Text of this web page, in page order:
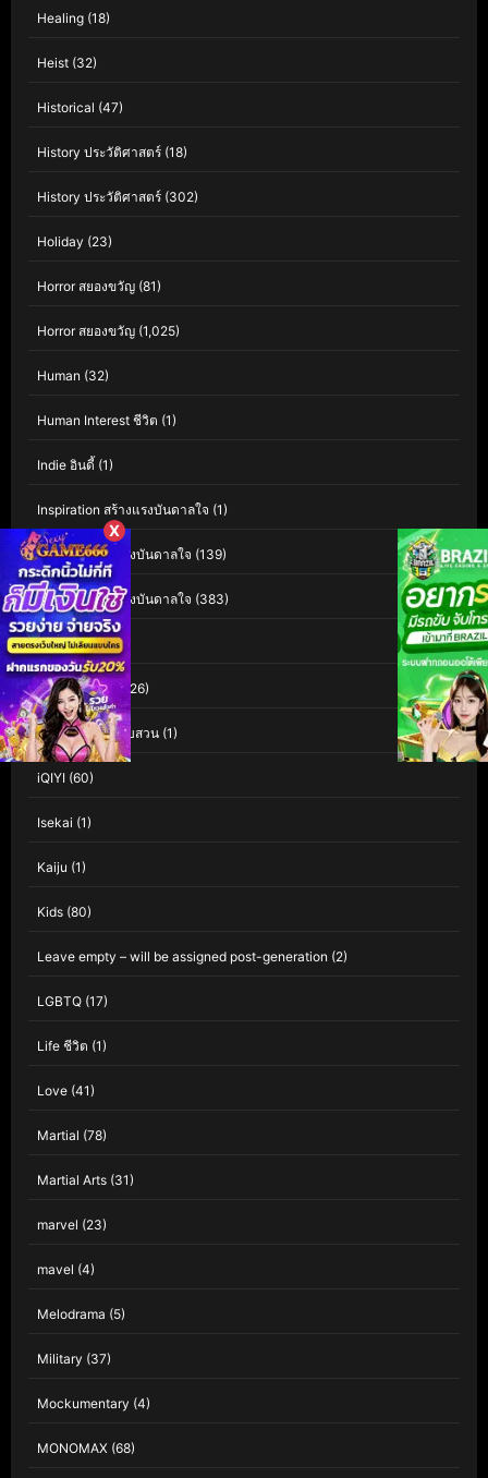
Healing (18)
Heist (32)
Historical (47)
History ประวัติศาสตร์ (18)
History ประวัติศาสตร์ (302)
Holiday (23)
Horror สยองขวัญ (81)
Horror สยองขวัญ (1,025)
Human (32)
Human Interest ชีวิต (1)
Indie อินดี้ (1)
Inspiration สร้างแรงบันดาลใจ (1)
Inspirational แรงบันดาลใจ (139)
Inspirational แรงบันดาลใจ (383)
Interest(3)
Investigation (126)
Investigation สืบสวน (1)
iQIYI (60)
Isekai (1)
Kaiju (1)
Kids (80)
Leave empty – will be assigned post-generation (2)
LGBTQ (17)
Life ชีวิต (1)
Love (41)
Martial (78)
Martial Arts (31)
marvel (23)
mavel (4)
Melodrama (5)
Military (37)
Mockumentary (4)
MONOMAX (68)
X